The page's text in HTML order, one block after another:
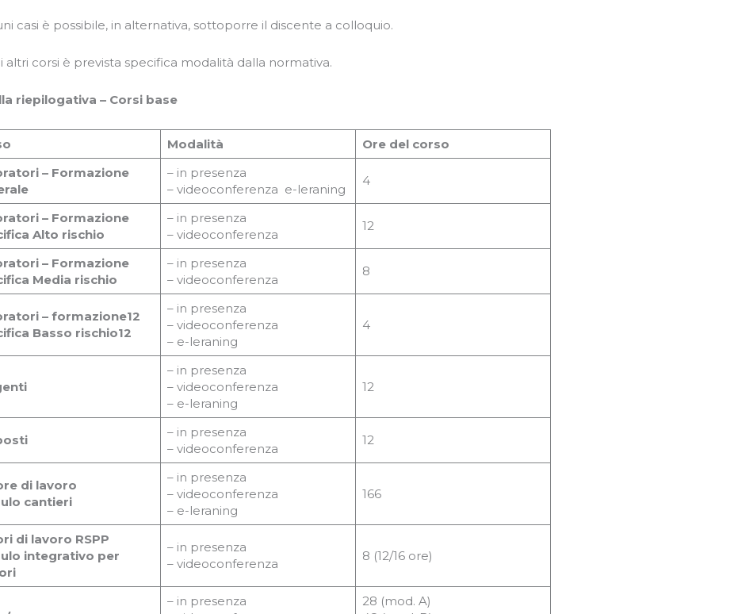
casi è possibile, in alternativa, sottoporre il discente a colloquio.
altri corsi è prevista specifica modalità dalla normativa.
riepilogativa – Corsi base
Modalità
Ore del corso
– Formazione
– in presenza
– videoconferenza e-leraning
4
– Formazione
Alto rischio
– in presenza
– videoconferenza
12
– Formazione
Media rischio
– in presenza
– videoconferenza
8
– formazione12
Basso rischio12
– in presenza
– videoconferenza
– e-leraning
4
– in presenza
– videoconferenza
– e-leraning
12
– in presenza
– videoconferenza
12
di lavoro
cantieri
– in presenza
– videoconferenza
– e-leraning
166
di lavoro RSPP
integrativo per
– in presenza
– videoconferenza
8 (12/16 ore)
– in presenza
28 (mod. A)